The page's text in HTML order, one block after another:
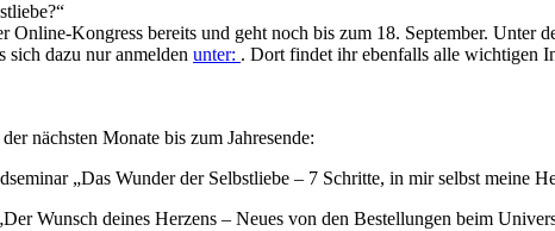
Online-Kongress bereits und geht noch bis zum 18. September.
sich dazu nur anmelden unter: . Dort findet ihr ebenfalls alle wichtigen
nächsten Monate bis zum Jahresende:
„Das Wunder der Selbstliebe – 7 Schritte, in mir selbst meine
Wunsch deines Herzens – Neues von den Bestellungen beim